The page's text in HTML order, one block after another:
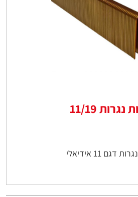
11/19
דגם 11 אידיאלי